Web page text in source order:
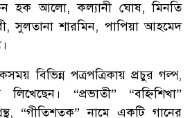
হক আলো, কল্যানী ঘোষ, মিনতি
সুলতানা শারমিন, পাপিয়া আহমেদ
বিভিন্ন পত্রপত্রিকায় প্রচুর গল্প,
“প্রভাতী” “বহ্নিশিখা”
“গীতিশতক” নামে একটি গানের